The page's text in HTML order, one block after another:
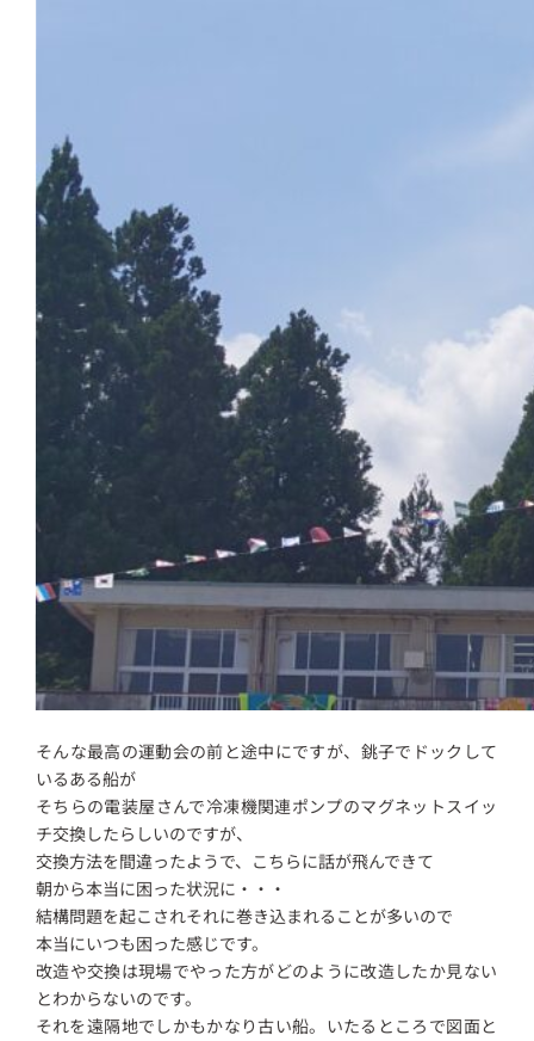
そんな最高の運動会の前と途中にですが、銚子でドックして
いるある船が
そちらの電装屋さんで冷凍機関連ポンプのマグネットスイッ
チ交換したらしいのですが、
交換方法を間違ったようで、こちらに話が飛んできて
朝から本当に困った状況に・・・
結構問題を起こされそれに巻き込まれることが多いので
本当にいつも困った感じです。
改造や交換は現場でやった方がどのように改造したか見ない
とわからないのです。
それを遠隔地でしかもかなり古い船。いたるところで図面と